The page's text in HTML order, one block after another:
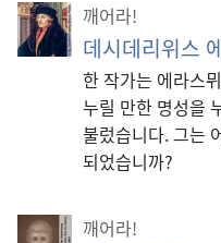
깨어라!
데시데리위스
한 작가는 에라스
누릴 만한 명성을
불렀습니다. 그는
되었습니까?
깨어라!